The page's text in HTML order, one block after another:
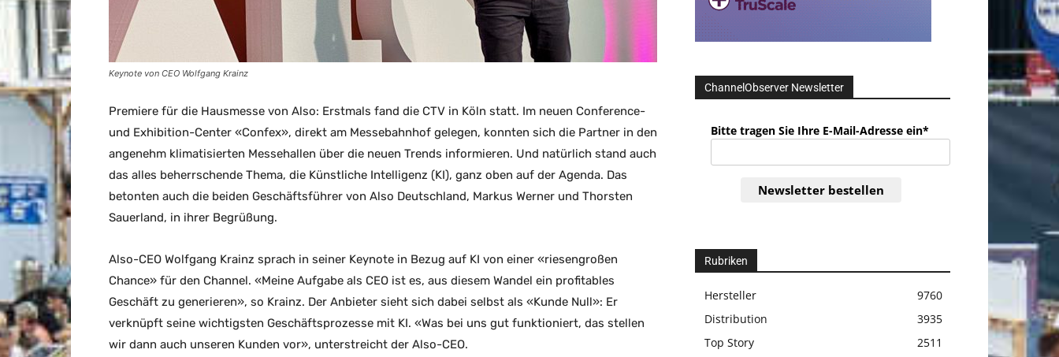
Keynote von CEO Wolfgang Krainz
Premiere für die Hausmesse von Also: Erstmals fand die CTV in Köln statt. Im neuen Conference-
und Exhibition-Center «Confex», direkt am Messebahnhof gelegen, konnten sich die Partner in den
angenehm klimatisierten Messehallen über die neuen Trends informieren. Und natürlich stand auch
das alles beherrschende Thema, die Künstliche Intelligenz (KI), ganz oben auf der Agenda. Das
betonten auch die beiden Geschäftsführer von Also Deutschland, Markus Werner und Thorsten
Sauerland, in ihrer Begrüßung.
Also-CEO Wolfgang Krainz sprach in seiner Keynote in Bezug auf KI von einer «riesengroßen
Chance» für den Channel. «Meine Aufgabe als CEO ist es, aus diesem Wandel ein profitables
Geschäft zu generieren», so Krainz. Der Anbieter sieht sich dabei selbst als «Kunde Null»: Er
verknüpft seine wichtigsten Geschäftsprozesse mit KI. «Was bei uns gut funktioniert, das stellen
wir dann auch unseren Kunden vor», unterstreicht der Also-CEO.
ChannelObserver Newsletter
Bitte tragen Sie Ihre E-Mail-Adresse ein*
Newsletter bestellen
Rubriken
Hersteller
9760
Distribution
3935
Top Story
2511